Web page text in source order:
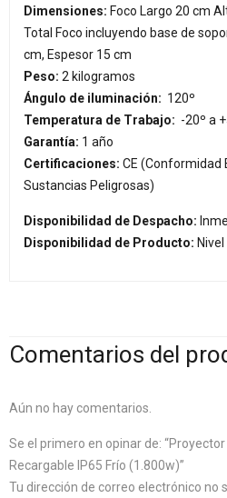
Dimensiones: Foco Largo 20 cm
Total Foco incluyendo base de
cm, Espesor 15 cm
Peso: 2 kilogramos
Ángulo de iluminación: 120º
Temperatura de Trabajo: -20º a
Garantía: 1 año
Certificaciones: CE (Conformidad
Sustancias Peligrosas)
Disponibilidad de Despacho:
Disponibilidad de Producto:
Comentarios del
Aún no hay comentarios.
Se el primero en opinar de:
Recargable IP65 Frío (1.800w)”
Tu dirección de correo electrónico no